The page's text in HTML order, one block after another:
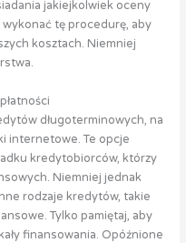
jakiejkolwiek oceny
tę procedurę, aby
kosztach. Niemniej
długoterminowych, na
internetowe. Te opcje
kredytobiorców, którzy
Niemniej jednak
rodzaje kredytów, takie
Tylko pamiętaj, aby
finansowania. Opóźnione